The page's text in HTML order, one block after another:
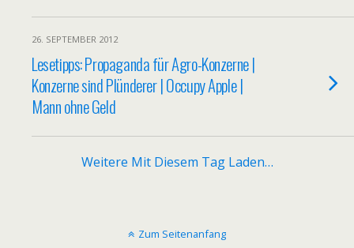
26. SEPTEMBER 2012
Lesetipps: Propaganda für Agro-Konzerne |
Konzerne sind Plünderer | Occupy Apple |
Mann ohne Geld
Weitere Mit Diesem Tag Laden…
Zum Seitenanfang